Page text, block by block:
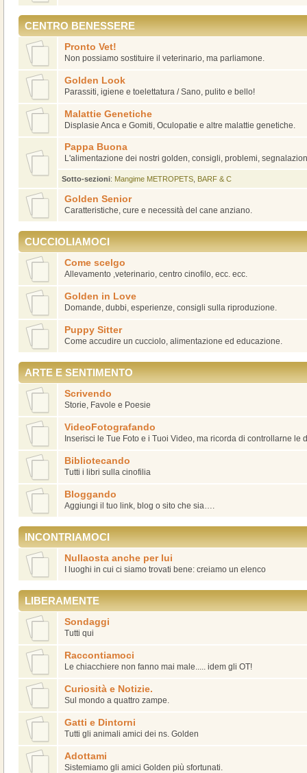
CENTRO BENESSERE
Pronto Vet!
Non possiamo sostituire il veterinario, ma parliamone.
Golden Look
Parassiti, igiene e toelettatura / Sano, pulito e bello!
Malattie Genetiche
Displasie Anca e Gomiti, Oculopatie e altre malattie genetiche.
Pappa Buona
L'alimentazione dei nostri golden, consigli, problemi,
Sotto-sezioni: Mangime METROPETS, BARF & C
Golden Senior
Caratteristiche, cure e necessità del cane anziano.
CUCCIOLIAMOCI
Come scelgo
Allevamento ,veterinario, centro cinofilo, ecc. ecc.
Golden in Love
Domande, dubbi, esperienze, consigli sulla riproduzione.
Puppy Sitter
Come accudire un cucciolo, alimentazione ed educazione.
ARTE E SENTIMENTO
Scrivendo
Storie, Favole e Poesie
VideoFotografando
Inserisci le Tue Foto e i Tuoi Video, ma ricorda di controllarne le
Bibliotecando
Tutti i libri sulla cinofilia
Bloggando
Aggiungi il tuo link, blog o sito che sia….
INCONTRIAMOCI
Nullaosta anche per lui
I luoghi in cui ci siamo trovati bene: creiamo un elenco
LIBERAMENTE
Sondaggi
Tutti qui
Raccontiamoci
Le chiacchiere non fanno mai male..... idem gli OT!
Curiosità e Notizie.
Sul mondo a quattro zampe.
Gatti e Dintorni
Tutti gli animali amici dei ns. Golden
Adottami
Sistemiamo gli amici Golden più sfortunati.